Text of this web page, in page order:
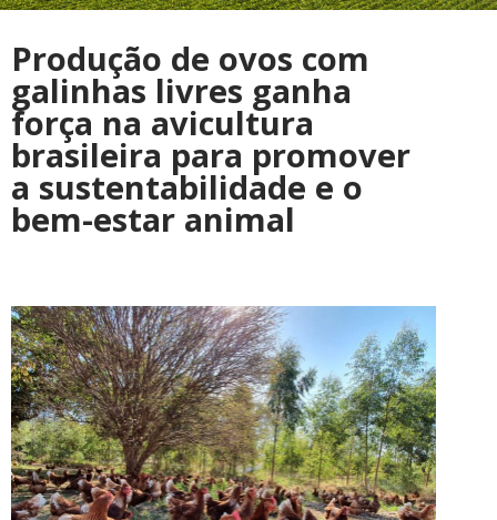
Produção de ovos com
galinhas livres ganha
força na avicultura
brasileira para promover
a sustentabilidade e o
bem-estar animal